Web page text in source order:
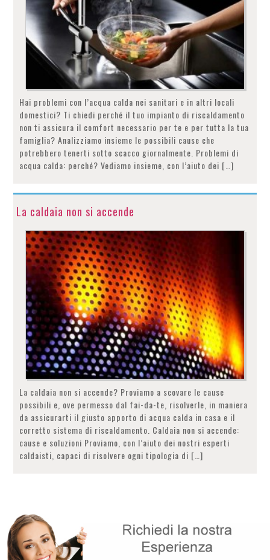
Hai problemi con l’acqua calda nei sanitari e in altri locali
domestici? Ti chiedi perché il tuo impianto di riscaldamento
non ti assicura il comfort necessario per te e per tutta la tua
famiglia? Analizziamo insieme le possibili cause che
potrebbero tenerti sotto scacco giornalmente. Problemi di
acqua calda: perché? Vediamo insieme, con l’aiuto dei […]
La caldaia non si accende
La caldaia non si accende? Proviamo a scovare le cause
possibili e, ove permesso dal fai-da-te, risolverle, in maniera
da assicurarti il giusto apporto di acqua calda in casa e il
corretto sistema di riscaldamento. Caldaia non si accende:
cause e soluzioni Proviamo, con l’aiuto dei nostri esperti
caldaisti, capaci di risolvere ogni tipologia di […]